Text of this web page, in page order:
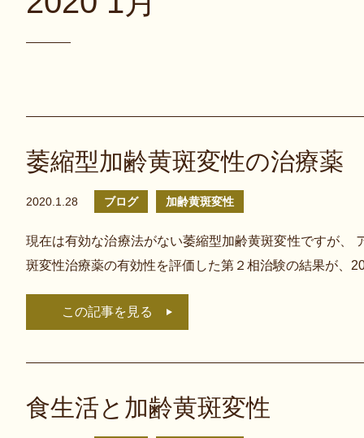
萎縮型加齢黄斑変性の治療薬
2020.1.28 ブログ 加齢黄斑変性
現在は有効な治療法がない萎縮型加齢黄斑変性ですが、
斑変性治療薬の有効性を評価した第２相治験の結果が、
この記事を見る
食生活と加齢黄斑変性